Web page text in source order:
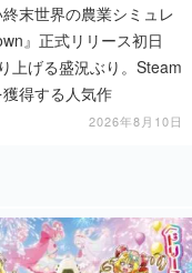
末世界の農業シミュレ
』正式リリース初日
上げる盛況ぶり。Steam
得する人気作
2026年8月10日